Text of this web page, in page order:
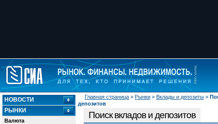
Главная страница » Рынки » Вклады и депозиты »
депозитов
НОВОСТИ
РЫНКИ
Валюта
Поиск вкладов и депозитов